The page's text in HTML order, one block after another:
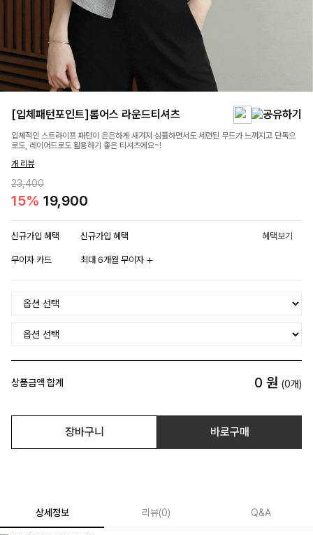
[입체패턴포인트]롬어스 라운드티셔츠
입체적인 스트라이프 패턴이 은은하게 새겨져 심플하면서도 세련된 무드가 느껴지고 단독으
로도, 레이어드로도 활용하기 좋은 티셔츠에요~!
개 리뷰
23,400
15% 19,900
신규가입 혜택 신규가입 혜택 혜택보기
무이자 카드 최대 6개월 무이자
상품금액 합계 0 원 (0개)
장바구니 바로구매
상세정보 리뷰(0) Q&A